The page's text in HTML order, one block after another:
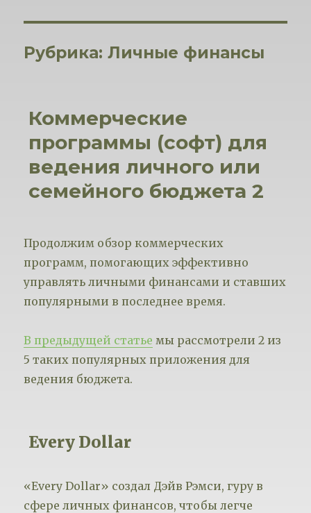
Рубрика:Личные финансы
Коммерческие
программы (софт) для
ведения личного или
семейного бюджета 2
Продолжим обзор коммерческих
программ, помогающих эффективно
управлять личными финансами и ставших
популярными в последнее время.
В предыдущей статье мы рассмотрели 2 из
5 таких популярных приложения для
ведения бюджета.
Every Dollar
«Every Dollar» создал Дэйв Рэмси, гуру в
сфере личных финансов, чтобы легче